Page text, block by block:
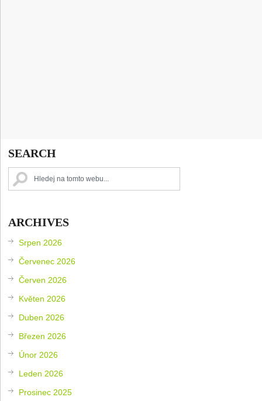
SEARCH
ARCHIVES
Srpen 2026
Červenec 2026
Červen 2026
Květen 2026
Duben 2026
Březen 2026
Únor 2026
Leden 2026
Prosinec 2025